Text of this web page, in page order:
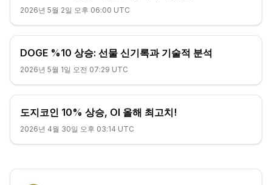
2026년 5월 2일 오후 06:00 UTC
DOGE %10 상승: 선물 신기록과 기술적 분석
2026년 5월 1일 오전 07:29 UTC
도지코인 10% 상승, OI 올해 최고치!
2026년 4월 30일 오후 03:14 UTC